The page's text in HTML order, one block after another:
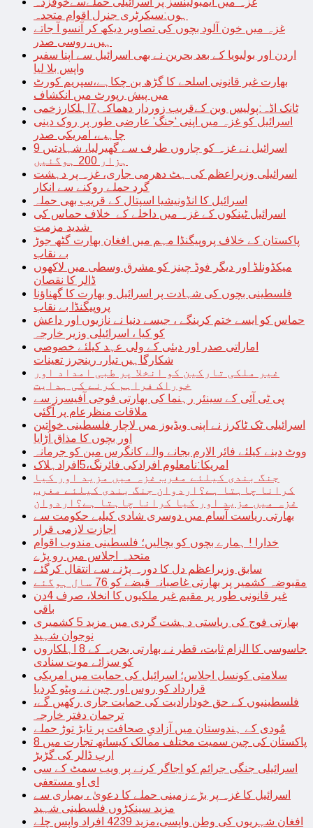
ہوں:سیکرٹری جنرل اقوام متحدہ
غزہ میں خون آلود بچوں کی تصاویر دیکھ کر آنسو آ جاتے
ہیں، روسی صدر
اردن اور بولیویا کے بعد بحرین نے بھی اسرائیل سے اپنا سفیر
واپس بلا لیا
بھارت غیر قانونی اسلحے کا گڑھ بن چکاہے،سپریم کورٹ
میں پیش رپورٹ میں انکشاف
ٹانک اڈہ:پولیس وین کےقریب زوردار دھماکہ,7اہلکارزخمی
اسرائیل کو غزہ میں اپنی ‘جنگ’ عارضی طور پر روک دینی
چاہیے، امریکی صدر
اسرائیل نے غزہ کو چاروں طرف سے گھیرلیا، شہادتیں 9
ہزار 200 ہوگئیں
اسرائیلی وزیراعظم کی ہٹ دھرمی جاری، غزہ پر دہشت
گرد حملے روکنے سے انکار
اسرائیل کا انڈونیشیا اسپتال کے قریب بھی حملہ
اسرائیل ٹینکوں کے غزہ میں داخلے کے خلاف حماس کی
پاکستان کے خلاف پروپیگنڈا مہم میں افغان بھارت گٹھ جوڑ
بے نقاب
میکڈونلڈ اور دیگر فوڈ چینز کو مشرق وسطی میں لاکھوں
ڈالر کا نقصان
فلسطینی بچوں کی شہادت پر اسرائیل و بھارت کا گھناؤنا
پروپیگنڈا بے نقاب
حماس کو ایسے ختم کرینگے ، جیسے دنیا نے نازیوں اور داعش
کو کیا ، اسرائیلی وزیر خارجہ
اماراتی صدر اور دبئی کے ولی عہد کیلئے خصوصی
شکارگاہیں تیار، رینجرز تعینات
غیر ملکی تارکین کو انخلا پر طبی امداد اور
خوراک فراہم کرنے کی ہدایت
پی ٹی آئی کے سینئر رہنما کی بھارتی فوجی آفیسرز سے
ملاقات منظرعام پر آگئی
اسرائیلی ٹک ٹاکرز نے اپنی ویڈیوز میں لاچار فلسطینی خواتین
اور بچوں کا مذاق اُڑایا
ووٹ دینے کیلئے فائر الارم بجانے والے کانگرس مین کو جرمانہ
امریکا:نامعلوم افرادکی فائرنگ،5افرادہلاک
جنگ بندی کیلئے مغرب غزہ میں مزید اور کیا
کرانا چاہتا ہے؟اردوان جنگ بندی کیلئے مغرب
غزہ میں مزید اور کیا کرانا چاہتا ہے؟اردوان
بھارتی ریاست آسام میں دوسری شادی کیلیے حکومت سے
اجازت لازمی قرار
خدارا ! ہمارے بچوں کو بچالیں؛ فلسطینی مندوب اقوام
متحدہ اجلاس میں رو پڑے
سابق وزیراعظم دل کا دورہ پڑنے سے انتقال کرگئے
مقبوضہ کشمیر پر بھارتی غاصبانہ قبضے کو 76 سال ہوگئے
غیر قانونی طور پر مقیم غیر ملکیوں کا انخلا، صرف 4دن
باقی
بھارتی فوج کی ریاستی دہشت گردی میں مزید 5 کشمیری
نوجوان شہید
جاسوسی کا الزام ثابت، قطر نے بھارتی بحریہ کے 8 اہلکاروں
کو سزائے موت سنادی
سلامتی کونسل اجلاس؛ اسرائیل کی حمایت میں امریکی
قرارداد کو روس اور چین نے ویٹو کردیا
فلسطینیوں کے حق خودارادیت کی حمایت جاری رکھیں گے،
ترجمان دفتر خارجہ
مُودی کے ہندوستان میں آزادیِ صحافت پر تابڑ توڑ حملے
پاکستان کی چین سمیت مختلف ممالک کیساتھ تجارت میں 8
ارب ڈالر کی گڑبڑ
اسرائیلی جنگی جرائم کو اجاگر کرنے پر ویب سمٹ کے سی
ای او مستعفی
اسرائیل کا غزہ پر بڑے زمینی حملے کا دعویٰ ، بمباری سے
مزید سینکڑوں فلسطینی شہید
افغان شہریوں کی وطن واپسی،مزید 4239 افراد واپس چلے